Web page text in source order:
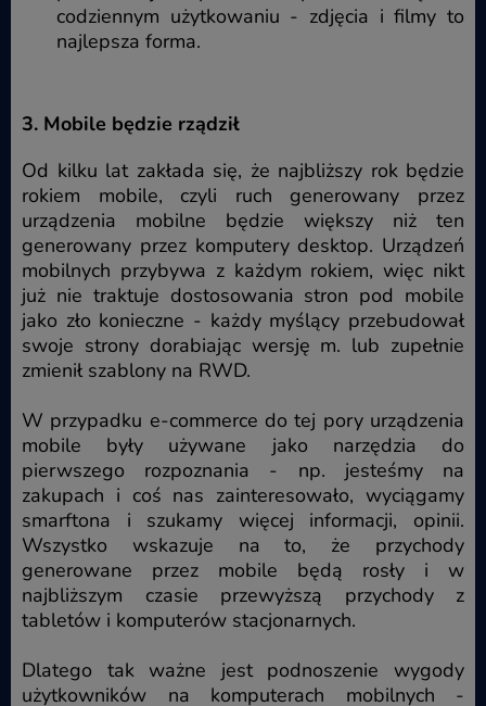
codziennym użytkowaniu - zdjęcia i filmy to
najlepsza forma.
3. Mobile będzie rządził
Od kilku lat zakłada się, że najbliższy rok będzie
rokiem mobile, czyli ruch generowany przez
urządzenia mobilne będzie większy niż ten
generowany przez komputery desktop. Urządzeń
mobilnych przybywa z każdym rokiem, więc nikt
już nie traktuje dostosowania stron pod mobile
jako zło konieczne - każdy myślący przebudował
swoje strony dorabiając wersję m. lub zupełnie
zmienił szablony na RWD.
W przypadku e-commerce do tej pory urządzenia
mobile były używane jako narzędzia do
pierwszego rozpoznania - np. jesteśmy na
zakupach i coś nas zainteresowało, wyciągamy
smarftona i szukamy więcej informacji, opinii.
Wszystko wskazuje na to, że przychody
generowane przez mobile będą rosły i w
najbliższym czasie przewyższą przychody z
tabletów i komputerów stacjonarnych.
Dlatego tak ważne jest podnoszenie wygody
użytkowników na komputerach mobilnych -